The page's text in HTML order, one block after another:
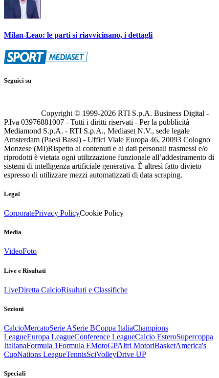
Milan-Leao: le parti si riavvicinano, i dettagli
Seguici su
Copyright © 1999-2026 RTI S.p.A. Business Digital -
P.Iva 03976881007 - Tutti i diritti riservati - Per la pubblicità
Mediamond S.p.A. - RTI S.p.A., Mediaset N.V., sede legale
Amsterdam (Paesi Bassi) - Uffici Viale Europa 46, 20093 Cologno
Monzese (MI)Rispetto ai contenuti e ai dati personali trasmessi e/o
riprodotti è vietata ogni utilizzazione funzionale all’addestramento di
sistemi di intelligenza artificiale generativa. È altresì fatto divieto
espresso di utilizzare mezzi automatizzati di data scraping.
Legal
CorporatePrivacy PolicyCookie Policy
Media
VideoFoto
Live e Risultati
LiveDiretta CalcioRisultati e Classifiche
Sezioni
CalcioMercatoSerie ASerie BCoppa ItaliaChampions
LeagueEuropa LeagueConference LeagueCalcio EsteroSupercoppa
ItalianaFormula 1Formula EMotoGPAltri MotoriBasketAmerica's
CupNations LeagueTennisSciVolleyDrive UP
Speciali